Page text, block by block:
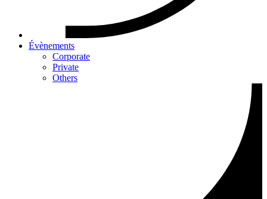
Évènements
Corporate
Private
Others